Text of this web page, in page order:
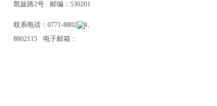
凯旋路2号 邮编：530201
联系电话：0771-8802114、
8802115 电子邮箱：